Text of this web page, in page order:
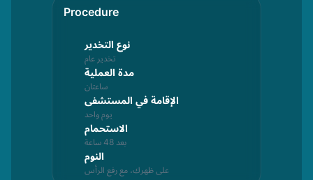
Procedure
نوع التخدير
تخدير عام
مدة العملية
ساعتان
الإقامة في المستشفى
يوم واحد
الاستحمام
بعد 48 ساعة
النوم
على ظهرك، مع رفع الرأس